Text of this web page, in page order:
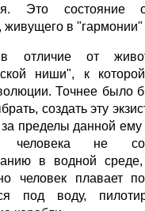
Это состояние
живущего в
в отличие от
ниши", к
Точнее было
создать эту
пределы данной ему
человека не
в водной
человек плавает
под воду,